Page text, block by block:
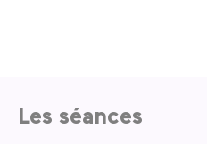
Les séances